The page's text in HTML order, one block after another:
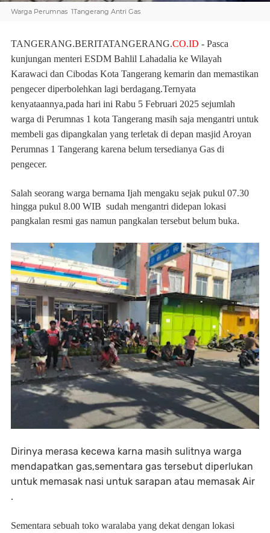
Warga Perumnas 1Tangerang Antri Gas
TANGERANG.BERITATANGERANG.CO.ID - Pasca
kunjungan menteri ESDM Bahlil Lahadalia ke Wilayah
Karawaci dan Cibodas Kota Tangerang kemarin dan memastikan
pengecer diperbolehkan lagi berdagang.Ternyata
kenyataannya,pada hari ini Rabu 5 Februari 2025 sejumlah
warga di Perumnas 1 kota Tangerang masih saja mengantri untuk
membeli gas dipangkalan yang terletak di depan masjid Aroyan
Perumnas 1 Tangerang karena belum tersedianya Gas di
pengecer.
Salah seorang warga bernama Ijah mengaku sejak pukul 07.30
hingga pukul 8.00 WIB sudah mengantri didepan lokasi
pangkalan resmi gas namun pangkalan tersebut belum buka.
Dirinya merasa kecewa karna masih sulitnya warga
mendapatkan gas,sementara gas tersebut diperlukan
untuk memasak nasi untuk sarapan atau memasak Air
.
Sementara sebuah toko waralaba yang dekat dengan lokasi